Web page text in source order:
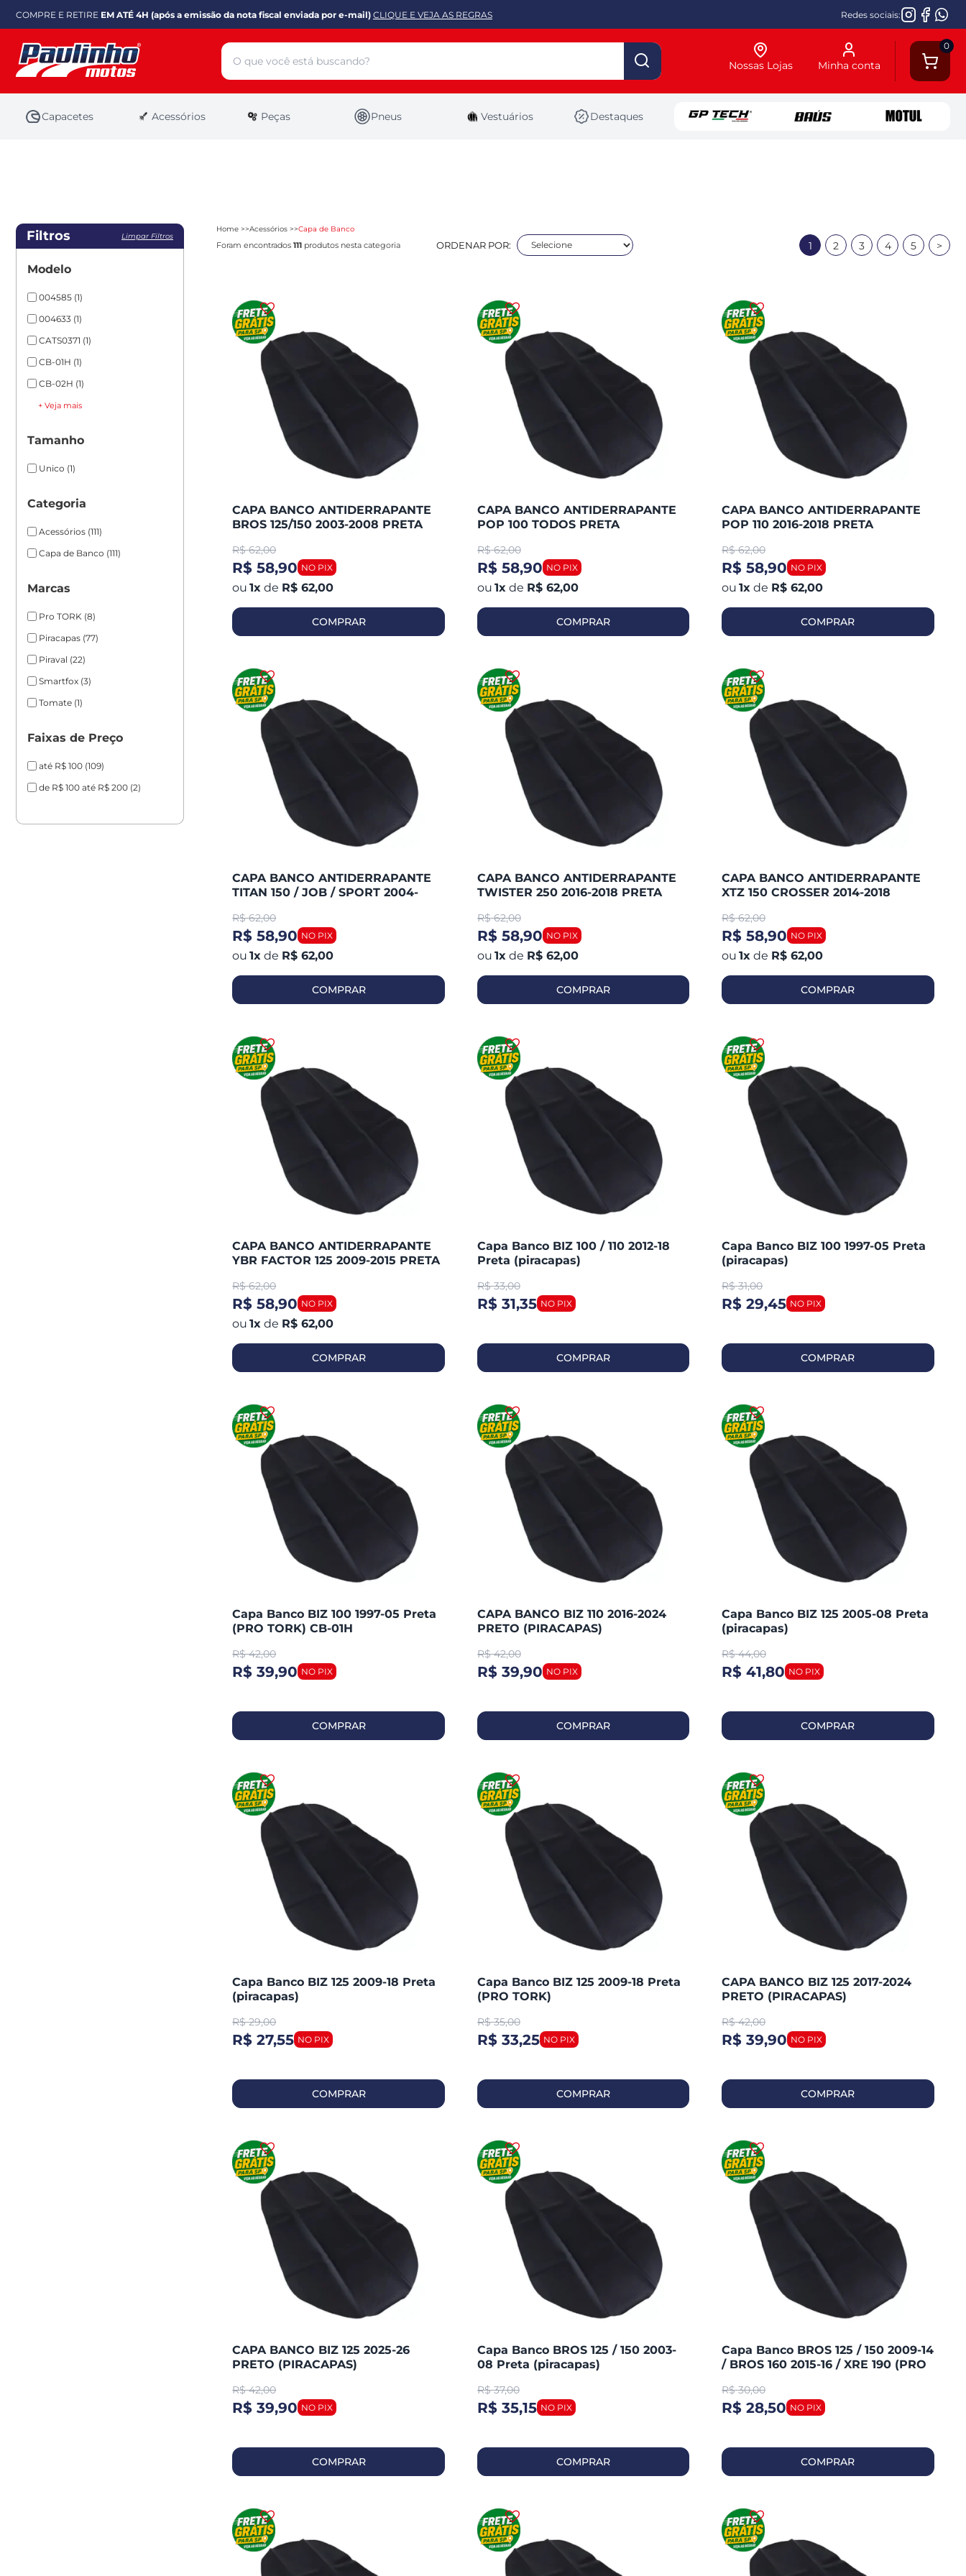
COMPRE E RETIRE EM ATÉ 4H (após a emissão da nota fiscal enviada por e-mail) CLIQUE E VEJA AS REGRAS Redes sociais:
0
Minha conta
Nossas Lojas
Capacetes Acessórios Peças Pneus Vestuários Destaques
Filtros Limpar Filtros
Modelo
004585 (1)
004633 (1)
CATS0371 (1)
CB-01H (1)
CB-02H (1)
+ Veja mais
Tamanho
Unico (1)
Categoria
Acessórios (111)
Capa de Banco (111)
Marcas
Pro TORK (8)
Piracapas (77)
Piraval (22)
Smartfox (3)
Tomate (1)
Faixas de Preço
até R$ 100 (109)
de R$ 100 até R$ 200 (2)
Home Acessórios Capa de Banco
Foram encontrados 111 produtos nesta categoria ORDENAR POR: 1 2 3 4 5 >
CAPA BANCO ANTIDERRAPANTE
BROS 125/150 2003-2008 PRETA
R$ 62,00
R$ 58,90
1x de R$ 62,00
COMPRAR
CAPA BANCO ANTIDERRAPANTE
POP 100 TODOS PRETA
R$ 62,00
R$ 58,90
1x de R$ 62,00
COMPRAR
CAPA BANCO ANTIDERRAPANTE
POP 110 2016-2018 PRETA
R$ 62,00
R$ 58,90
1x de R$ 62,00
COMPRAR
CAPA BANCO ANTIDERRAPANTE
TITAN 150 / JOB / SPORT 2004-
R$ 62,00
R$ 58,90
1x de R$ 62,00
COMPRAR
CAPA BANCO ANTIDERRAPANTE
TWISTER 250 2016-2018 PRETA
R$ 62,00
R$ 58,90
1x de R$ 62,00
COMPRAR
CAPA BANCO ANTIDERRAPANTE
XTZ 150 CROSSER 2014-2018
R$ 62,00
R$ 58,90
1x de R$ 62,00
COMPRAR
CAPA BANCO ANTIDERRAPANTE
YBR FACTOR 125 2009-2015 PRETA
R$ 62,00
R$ 58,90
1x de R$ 62,00
COMPRAR
Capa Banco BIZ 100 / 110 2012-18
Preta (piracapas)
R$ 33,00
R$ 31,35
COMPRAR
Capa Banco BIZ 100 1997-05 Preta
(piracapas)
R$ 31,00
R$ 29,45
COMPRAR
Capa Banco BIZ 100 1997-05 Preta
(PRO TORK) CB-01H
R$ 42,00
R$ 39,90
COMPRAR
CAPA BANCO BIZ 110 2016-2024
PRETO (PIRACAPAS)
R$ 42,00
R$ 39,90
COMPRAR
Capa Banco BIZ 125 2005-08 Preta
(piracapas)
R$ 44,00
R$ 41,80
COMPRAR
Capa Banco BIZ 125 2009-18 Preta
(piracapas)
R$ 29,00
R$ 27,55
COMPRAR
Capa Banco BIZ 125 2009-18 Preta
(PRO TORK)
R$ 35,00
R$ 33,25
COMPRAR
CAPA BANCO BIZ 125 2017-2024
PRETO (PIRACAPAS)
R$ 42,00
R$ 39,90
COMPRAR
CAPA BANCO BIZ 125 2025-26
PRETO (PIRACAPAS)
R$ 42,00
R$ 39,90
COMPRAR
Capa Banco BROS 125 / 150 2003-
08 Preta (piracapas)
R$ 37,00
R$ 35,15
COMPRAR
Capa Banco BROS 125 / 150 2009-14
/ BROS 160 2015-16 / XRE 190 (PRO
R$ 30,00
R$ 28,50
COMPRAR